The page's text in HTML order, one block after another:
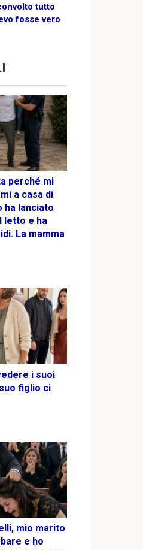
tutto
fosse vero
perché mi
a casa di
ha lanciato
letto e ha
La mamma
i suoi
figlio ci
mio marito
e ho